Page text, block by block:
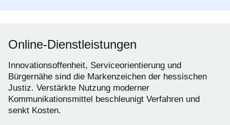
Online-Dienstleistungen
Innovationsoffenheit, Serviceorientierung und
Bürgernähe sind die Markenzeichen der hessischen
Justiz. Verstärkte Nutzung moderner
Kommunikationsmittel beschleunigt Verfahren und
senkt Kosten.